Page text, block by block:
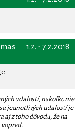
1.2. - 7.2.2018
udalostí, nakoľko nie
jednotlivých udalostí je
aj z toho dôvodu, že na